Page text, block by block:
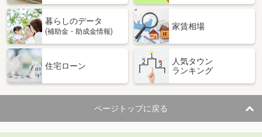
暮らしのデータ
(補助金・助成金情報)
家賃相場
住宅ローン
人気タウン
ランキング
ページトップに戻る